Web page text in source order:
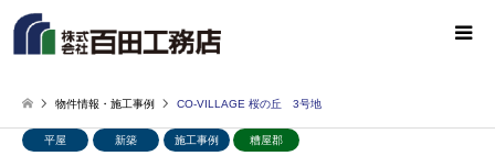
物件情報・施工事例 CO-VILLAGE 桜の丘 3号地
平屋 新築 施工事例 糟屋郡